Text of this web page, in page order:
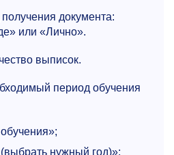
документа:
или «Лично».
выписок.
период обучения
нужный год)»;